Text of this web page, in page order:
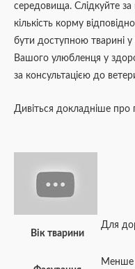
середовища. Слідкуйте
кількість корму
бути доступною тварині
Вашого улюбленця у
за консультацією до
Дивіться докладніше про
Вік тварини
Для
Менше